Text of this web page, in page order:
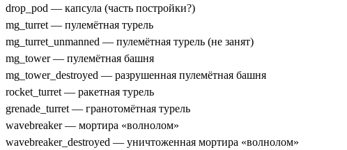
drop_pod — капсула (часть постройки?)
mg_turret — пулемётная турель
mg_turret_unmanned — пулемётная турель (не занят)
mg_tower — пулемётная башня
mg_tower_destroyed — разрушенная пулемётная башня
rocket_turret — ракетная турель
grenade_turret — гранотомётная турель
wavebreaker — мортира «волнолом»
wavebreaker_destroyed — уничтоженная мортира «волнолом»